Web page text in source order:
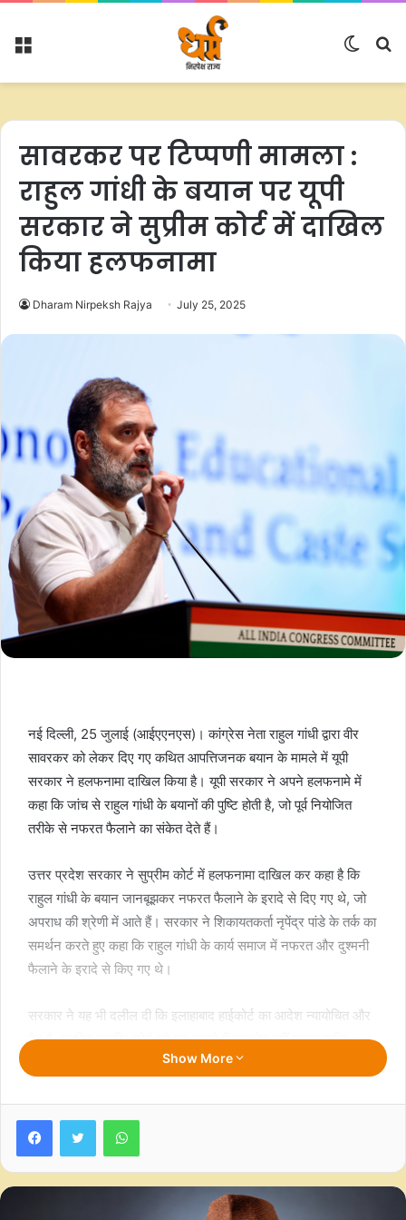
Menu
Switch
सावरकर पर टिप्पणी मामला :
राहुल गांधी के बयान पर यूपी
सरकार ने सुप्रीम कोर्ट में दाखिल
किया हलफनामा
Dharam Nirpeksh Rajya July 25, 2025
नई दिल्ली, 25 जुलाई (आईएएनएस)। कांग्रेस नेता राहुल गांधी द्वारा वीर
सावरकर को लेकर दिए गए कथित आपत्तिजनक बयान के मामले में यूपी
सरकार ने हलफनामा दाखिल किया है। यूपी सरकार ने अपने हलफनामे में
कहा कि जांच से राहुल गांधी के बयानों की पुष्टि होती है, जो पूर्व नियोजित
तरीके से नफरत फैलाने का संकेत देते हैं।
उत्तर प्रदेश सरकार ने सुप्रीम कोर्ट में हलफनामा दाखिल कर कहा है कि
राहुल गांधी के बयान जानबूझकर नफरत फैलाने के इरादे से दिए गए थे, जो
अपराध की श्रेणी में आते हैं। सरकार ने शिकायतकर्ता नृपेंद्र पांडे के तर्क का
समर्थन करते हुए कहा कि राहुल गांधी के कार्य समाज में नफरत और दुश्मनी
फैलाने के इरादे से किए गए थे।
सरकार ने यह भी दलील दी कि इलाहाबाद हाईकोर्ट का आदेश न्यायोचित और
वैध है, इसलिए सुप्रीम कोर्ट को इस मामले में हस्तक्षेप नहीं करना चाहिए।
मामले में राहत के लिए सुप्रीम कोर्ट का रुख किया है। राहुल गांधी ने सुप्रीम
कोर्ट में याचिका दायर कर लखनऊ की निचली अदालत के समन और चल
रही कार्यवाही को रद्द करने की मांग की है। उनकी दलील है कि उनके बयान
Show More
FacebookTwitter WhatsApp